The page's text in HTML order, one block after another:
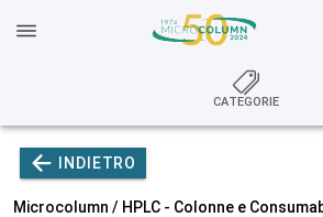
CATEGORIE
INDIETRO
Microcolumn / HPLC - Colonne e